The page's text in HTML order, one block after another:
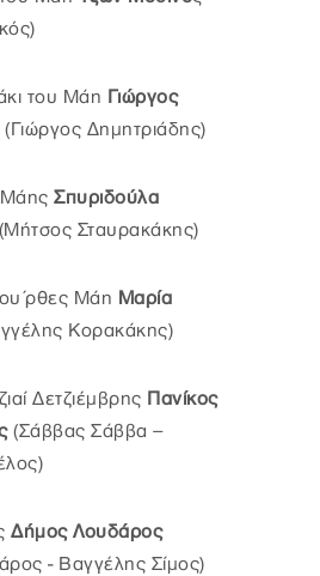
του Μάη Γιώργος
(Γιώργος Δημητριάδης)
Σπυριδούλα
(Μήτσος Σταυρακάκης)
Μάη Μαρία
Κορακάκης)
Δετζιέμβρης Πανίκος
(Σάββας Σάββα –
Δήμος Λουδάρος
- Βαγγέλης Σίμος)